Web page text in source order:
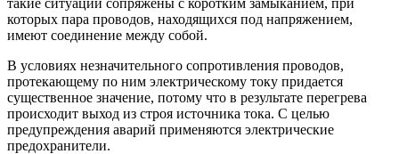
которых пара проводов, находящихся под напряжением,
имеют соединение между собой.
В условиях незначительного сопротивления проводов,
протекающему по ним электрическому току придается
существенное значение, потому что в результате перегрева
происходит выход из строя источника тока. С целью
предупреждения аварий применяются электрические
предохранители.